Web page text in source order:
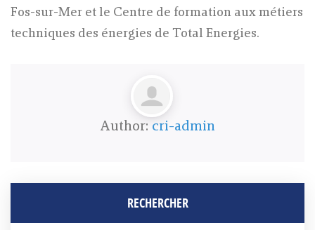
Fos-sur-Mer et le Centre de formation aux métiers
techniques des énergies de Total Energies.
Author: cri-admin
RECHERCHER